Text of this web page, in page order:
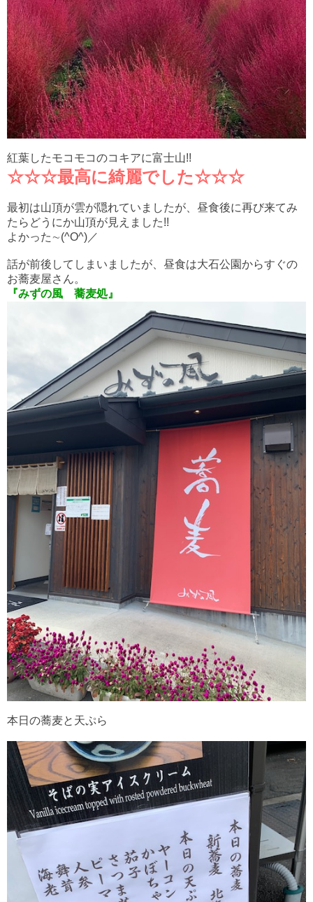
紅葉したモコモコのコキアに富士山!!
☆☆☆最高に綺麗でした☆☆☆
最初は山頂が雲が隠れていましたが、昼食後に再び来てみ
たらどうにか山頂が見えました!!
よかった∼(^O^)／
話が前後してしまいましたが、昼食は大石公園からすぐの
お蕎麦屋さん。
『みずの風 蕎麦処』
本日の蕎麦と天ぷら